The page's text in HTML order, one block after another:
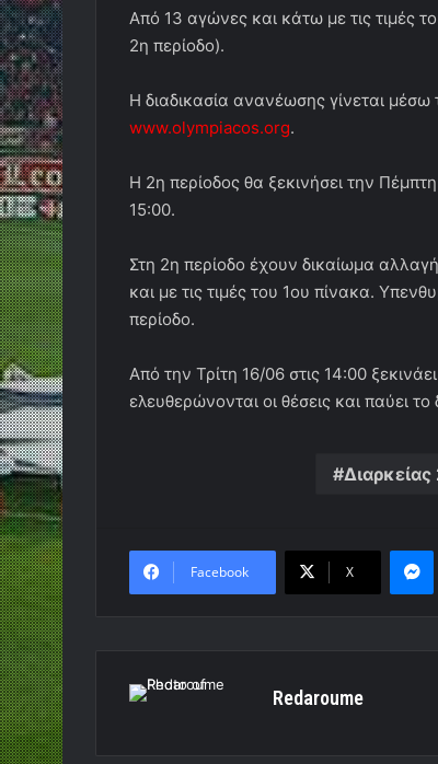
Από 13 αγώνες και κάτω με τις τιμές
2η περίοδο).
Η διαδικασία ανανέωσης γίνεται μέσω
www.olympiacos.org.
Η 2η περίοδος θα ξεκινήσει την
15:00.
Στη 2η περίοδο έχουν δικαίωμα
και με τις τιμές του 1ου πίνακα.
περίοδο.
Από την Τρίτη 16/06 στις 14:00
ελευθερώνονται οι θέσεις και παύει
Facebook X
Redaroume